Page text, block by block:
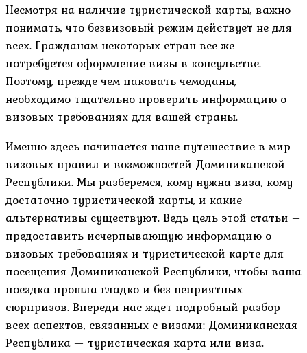
Несмотря на наличие туристической карты, важно
понимать, что безвизовый режим действует не для
всех. Гражданам некоторых стран все же
потребуется оформление визы в консульстве.
Поэтому, прежде чем паковать чемоданы,
необходимо тщательно проверить информацию о
визовых требованиях для вашей страны.
Именно здесь начинается наше путешествие в мир
визовых правил и возможностей Доминиканской
Республики. Мы разберемся, кому нужна виза, кому
достаточно туристической карты, и какие
альтернативы существуют. Ведь цель этой статьи –
предоставить исчерпывающую информацию о
визовых требованиях и туристической карте для
посещения Доминиканской Республики, чтобы ваша
поездка прошла гладко и без неприятных
сюрпризов. Впереди нас ждет подробный разбор
всех аспектов, связанных с визами: Доминиканская
Республика — туристическая карта или виза.